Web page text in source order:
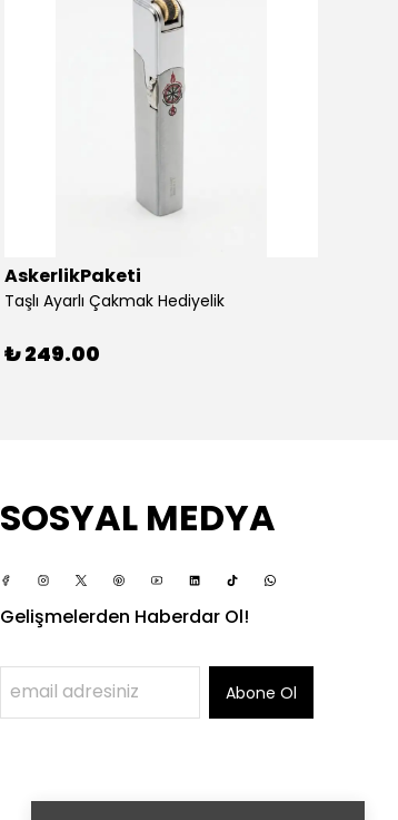
AskerlikPaketi
Taşlı Ayarlı Çakmak Hediyelik
₺ 249.00
SOSYAL MEDYA
Gelişmelerden Haberdar Ol!
Abone Ol